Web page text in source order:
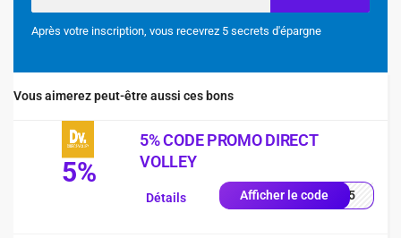
Après votre inscription, vous recevrez 5 secrets d'épargne
Vous aimerez peut-être aussi ces bons
5%
5% CODE PROMO DIRECT
VOLLEY
Afficher le codeLEY5
Détails